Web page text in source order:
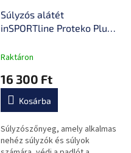
Súlyzós alátét
inSPORTline Proteko Plus
padlót a károsodástól,
csúszásmentes felület,
tompítja a rezgést
Raktáron
16 300 Ft
Kosárba
Súlyzószőnyeg, amely alkalmas
nehéz súlyzók és súlyok